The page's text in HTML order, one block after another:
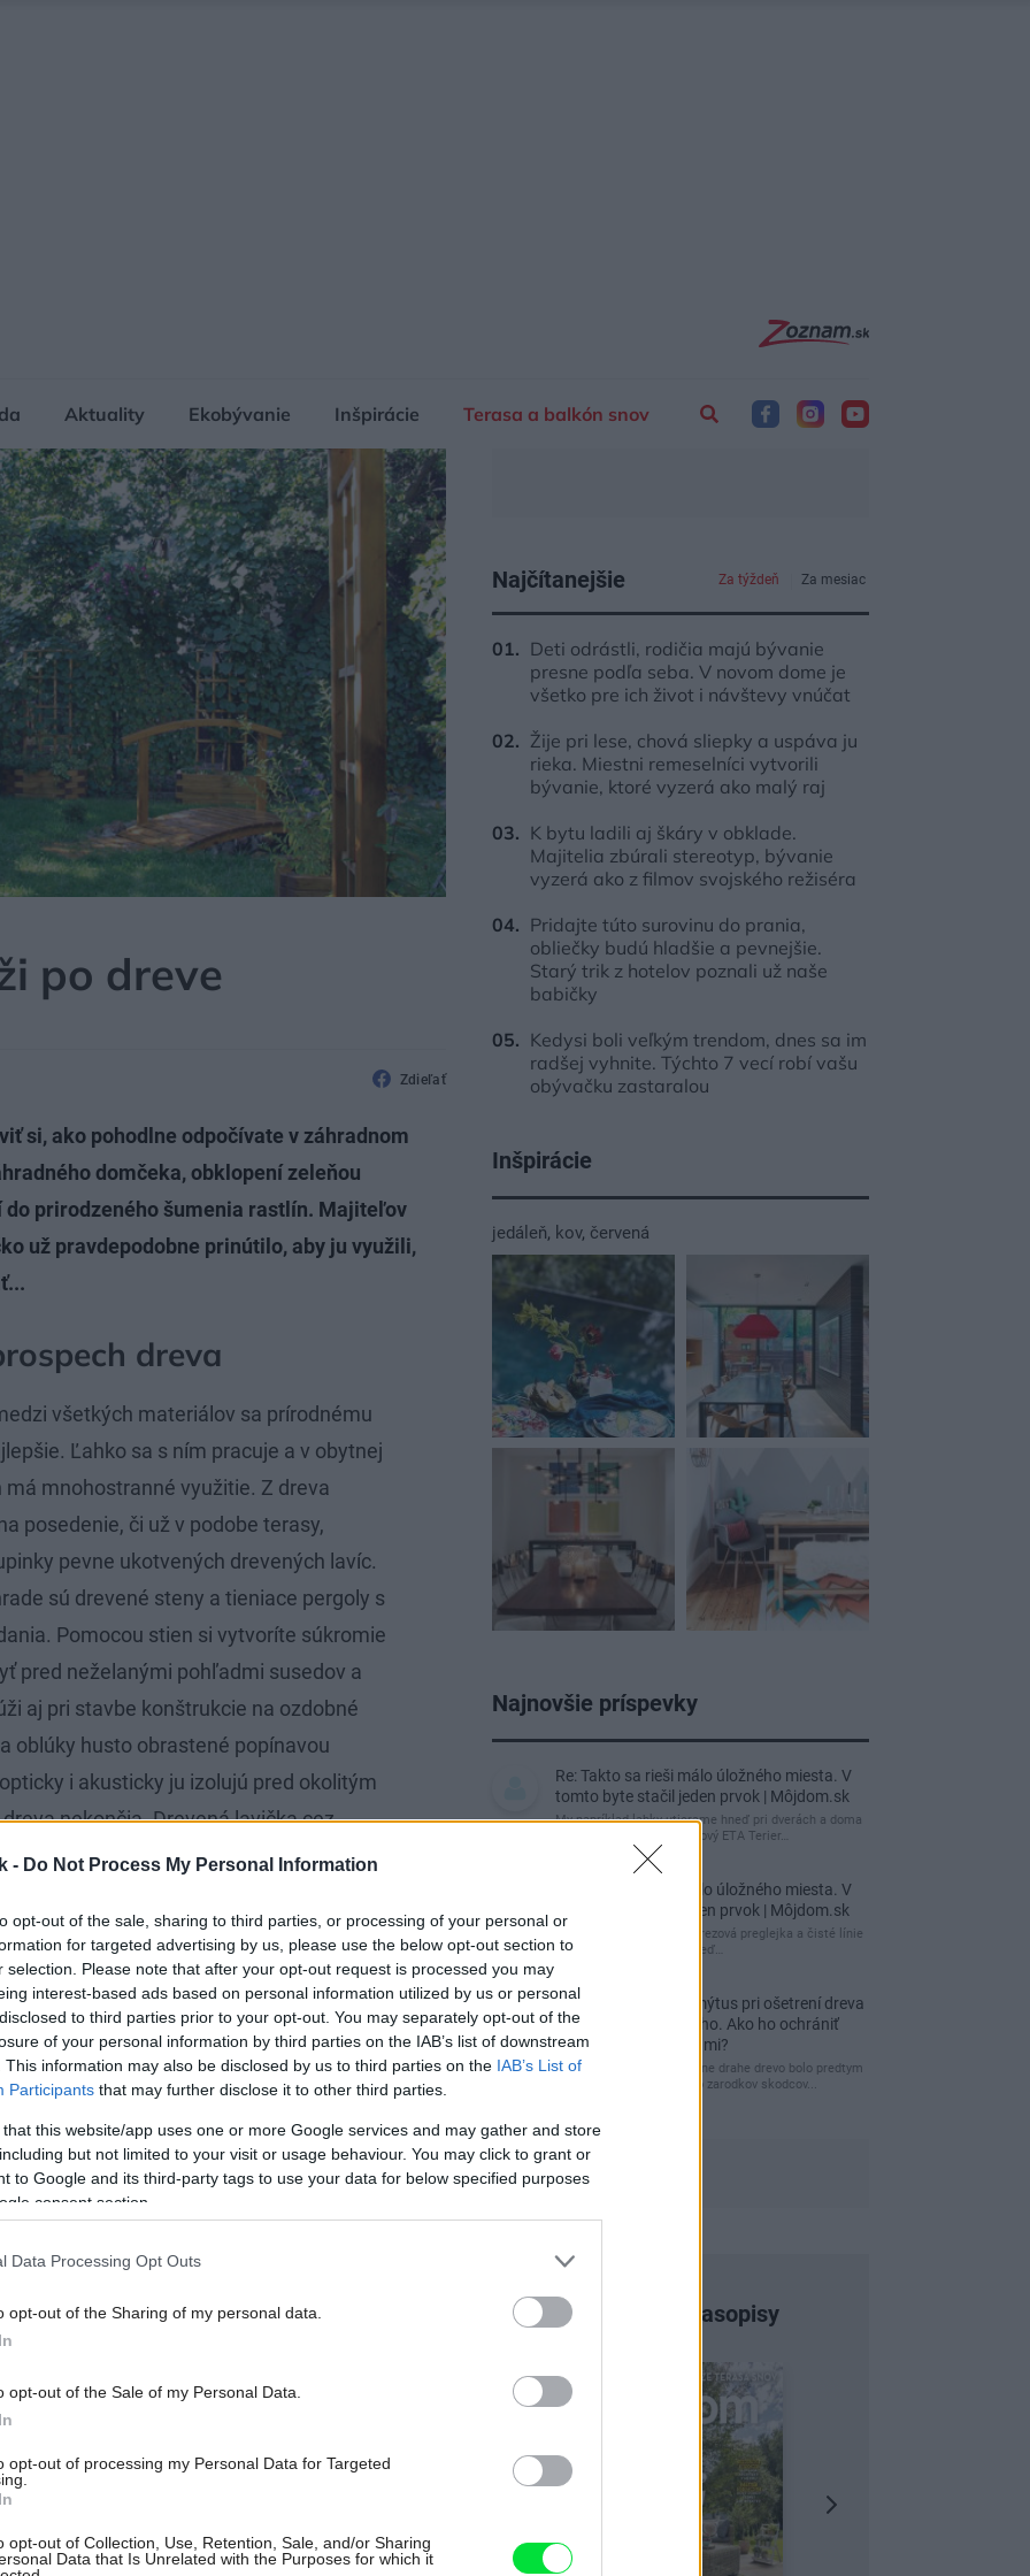
- Do Not Process My Personal Information
opt-out of the sale, sharing to third parties, or processing of your personal or
for targeted advertising by us, please use the below opt-out section to
selection. Please note that after your opt-out request is processed you may
interest-based ads based on personal information utilized by us or personal
to third parties prior to your opt-out. You may separately opt-out of the
of your personal information by third parties on the IAB’s list of downstream
This information may also be disclosed by us to third parties on the IAB’s List of
Participants that may further disclose it to other third parties.
that this website/app uses one or more Google services and may gather and store
but not limited to your visit or usage behaviour. You may click to grant or
to Google and its third-party tags to use your data for below specified purposes
consent section.
Data Processing Opt Outs
opt-out of the Sharing of my personal data.
opt-out of the Sale of my Personal Data.
opt-out of processing my Personal Data for Targeted
opt-out of Collection, Use, Retention, Sale, and/or Sharing
Data that Is Unrelated with the Purposes for which it
Aktuality Ekobývanie Inšpirácie Terasa a balkón snov
po dreve
Zdieľať
si, ako pohodlne odpočívate v záhradnom
domčeka, obklopení zeleňou
prirodzeného šumenia rastlín. Majiteľov
už pravdepodobne prinútilo, aby ju využili,
dreva
všetkých materiálov sa prírodnému
Ľahko sa s ním pracuje a v obytnej
mnohostranné využitie. Z dreva
posedenie, či už v podobe terasy,
pevne ukotvených drevených lavíc.
sú drevené steny a tieniace pergoly s
Pomocou stien si vytvoríte súkromie
pred neželanými pohľadmi susedov a
aj pri stavbe konštrukcie na ozdobné
oblúky husto obrastené popínavou
i akusticky ju izolujú pred okolitým
nekončia. Drevená lavička cez
k tomu, aby ste sa v záhrade
známymi.
do exteriéru
tradíciu. Z domácich drevín sa
agát (jeho životnosť je približne desať
až šesť rokov), ale najčastejšie sa
má štyri roky), ktorý je z hľadiska ceny
treba pred použitím v exteriéri
hĺbkovou tlakovou impregnáciou.
Najčítanejšie Za týždeň Za mesiac
Deti odrástli, rodičia majú bývanie
presne podľa seba. V novom dome je
všetko pre ich život i návštevy vnúčat
Žije pri lese, chová sliepky a uspáva ju
rieka. Miestni remeselníci vytvorili
bývanie, ktoré vyzerá ako malý raj
K bytu ladili aj škáry v obklade.
Majitelia zbúrali stereotyp, bývanie
vyzerá ako z filmov svojského režiséra
Pridajte túto surovinu do prania,
obliečky budú hladšie a pevnejšie.
Starý trik z hotelov poznali už naše
babičky
Kedysi boli veľkým trendom, dnes sa im
radšej vyhnite. Týchto 7 vecí robí vašu
obývačku zastaralou
Inšpirácie
jedáleň, kov, červená
Najnovšie príspevky
Re: Takto sa rieši málo úložného miesta. V
tomto byte stačil jeden prvok | Môjdom.sk
My napríklad labky utierame hneď pri dverách a doma
pred dvere používame tyčový ETA Terier…
Re: Takto sa rieši málo úložného miesta. V
tomto byte stačil jeden prvok | Môjdom.sk
Dizajn je to nádherný, tá brezová preglejka a čisté línie
vyzerajú super. Ale vždy, keď…
Re: Toto je najväčší mýtus pri ošetrení dreva
a môže vás vyjsť draho. Ako ho ochrániť
pred hnitím a škodcami?
clovek by cakal ze vysusene drahe drevo bolo predtym
naparovane aby sa zbavilo zarodkov skodcov...
Najnovšie časopisy